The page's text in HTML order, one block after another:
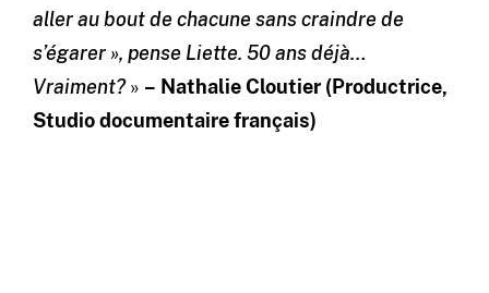
aller au bout de chacune sans craindre de
s’égarer », pense Liette. 50 ans déjà…
Vraiment?» – Nathalie Cloutier (Productrice,
Studio documentaire français)